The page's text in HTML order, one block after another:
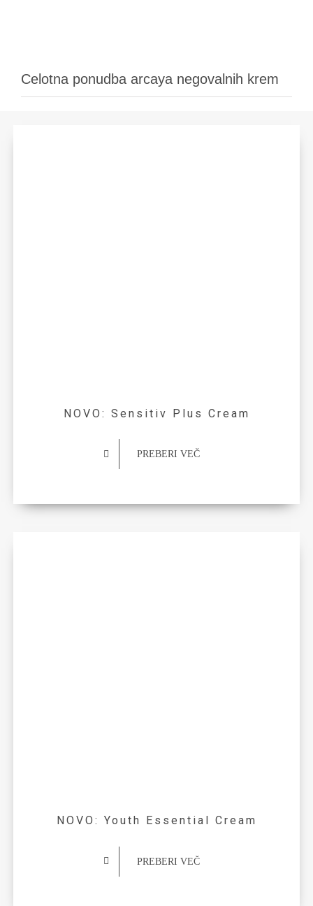
Celotna ponudba arcaya negovalnih krem
NOVO: Sensitiv Plus Cream
PREBERI VEČ
NOVO: Youth Essential Cream
PREBERI VEČ